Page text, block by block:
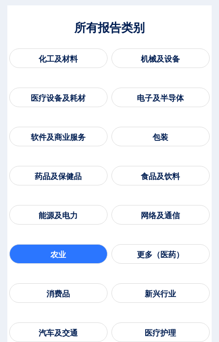
所有报告类别
化工及材料 机械及设备
医疗设备及耗材 电子及半导体
软件及商业服务 包装
药品及保健品 食品及饮料
能源及电力 网络及通信
农业 更多（医药）
消费品 新兴行业
汽车及交通 医疗护理